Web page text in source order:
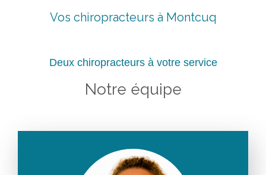
Vos chiropracteurs à Montcuq
Deux chiropracteurs à votre service
Notre équipe